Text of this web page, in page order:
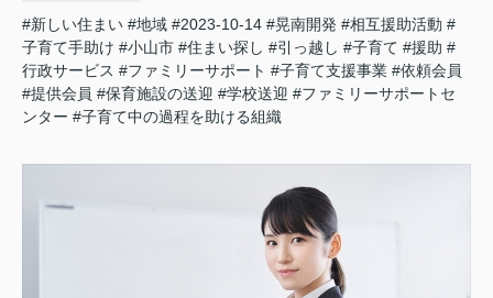
#新しい住まい #地域 #2023-10-14 #晃南開発 #相互援助活動 #
子育て手助け #小山市 #住まい探し #引っ越し #子育て #援助 #
行政サービス #ファミリーサポート #子育て支援事業 #依頼会員
#提供会員 #保育施設の送迎 #学校送迎 #ファミリーサポートセ
ンター #子育て中の過程を助ける組織